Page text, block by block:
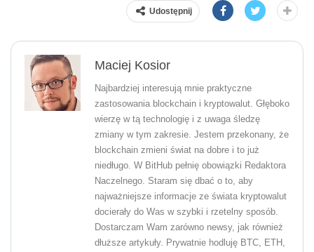
Udostępnij
Maciej Kosior
Najbardziej interesują mnie praktyczne
zastosowania blockchain i kryptowalut. Głęboko
wierzę w tą technologię i z uwaga śledzę
zmiany w tym zakresie. Jestem przekonany, że
blockchain zmieni świat na dobre i to już
niedługo. W BitHub pełnię obowiązki Redaktora
Naczelnego. Staram się dbać o to, aby
najważniejsze informacje ze świata kryptowalut
docierały do Was w szybki i rzetelny sposób.
Dostarczam Wam zarówno newsy, jak również
dłuższe artykuły. Prywatnie hodluję BTC, ETH,